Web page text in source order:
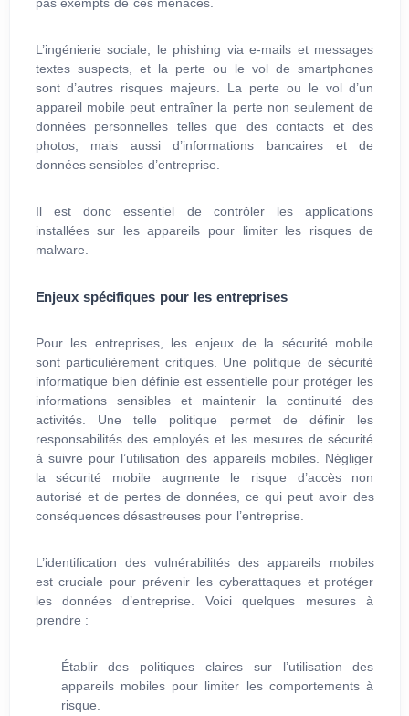
L’ingénierie sociale, le phishing via e-mails et messages
textes suspects, et la perte ou le vol de smartphones
sont d’autres risques majeurs. La perte ou le vol d’un
appareil mobile peut entraîner la perte non seulement de
données personnelles telles que des contacts et des
photos, mais aussi d’informations bancaires et de
données sensibles d’entreprise.
Il est donc essentiel de contrôler les applications
installées sur les appareils pour limiter les risques de
malware.
Enjeux spécifiques pour les entreprises
Pour les entreprises, les enjeux de la sécurité mobile
sont particulièrement critiques. Une politique de sécurité
informatique bien définie est essentielle pour protéger les
informations sensibles et maintenir la continuité des
activités. Une telle politique permet de définir les
responsabilités des employés et les mesures de sécurité
à suivre pour l’utilisation des appareils mobiles. Négliger
la sécurité mobile augmente le risque d’accès non
autorisé et de pertes de données, ce qui peut avoir des
conséquences désastreuses pour l’entreprise.
L’identification des vulnérabilités des appareils mobiles
est cruciale pour prévenir les cyberattaques et protéger
les données d’entreprise. Voici quelques mesures à
prendre :
Établir des politiques claires sur l’utilisation des
appareils mobiles pour limiter les comportements à
risque.